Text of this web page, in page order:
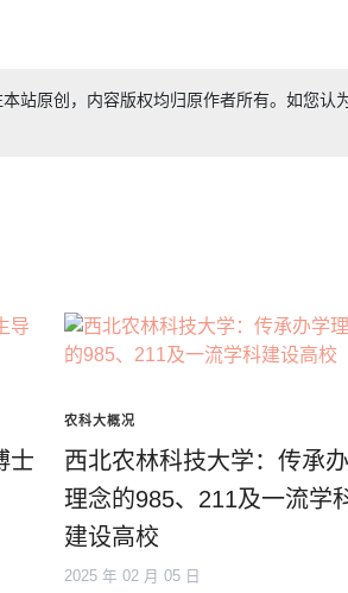
站原创，内容版权均归原作者所有。如您认
士
农科大概况
西北农林科技大学：传承
理念的985、211及一流学
建设高校
2025 年 02 月 05 日